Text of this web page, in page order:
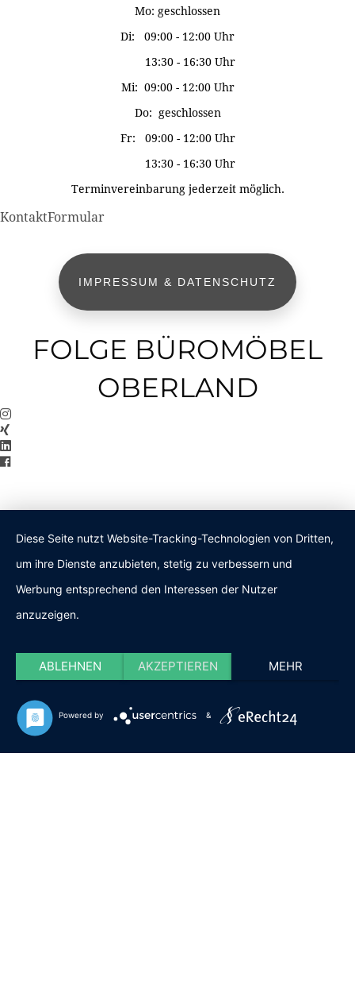
Mo: geschlossen
Di: 09:00 - 12:00 Uhr
13:30 - 16:30 Uhr
Mi: 09:00 - 12:00 Uhr
Do: geschlossen
Fr: 09:00 - 12:00 Uhr
13:30 - 16:30 Uhr
Terminvereinbarung jederzeit möglich.
KontaktFormular
IMPRESSUM & DATENSCHUTZ
FOLGE BÜROMÖBEL
OBERLAND
Diese Seite nutzt Website-Tracking-Technologien von Dritten,
um ihre Dienste anzubieten, stetig zu verbessern und
Werbung entsprechend den Interessen der Nutzer
anzuzeigen.
ABLEHNEN AKZEPTIEREN MEHR
Powered by &